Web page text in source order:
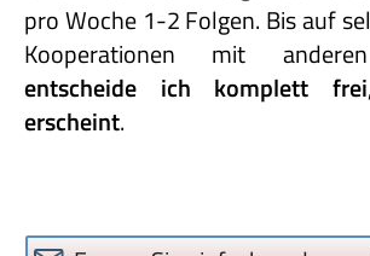
pro Woche 1-2 Folgen. Bis auf
Kooperationen mit
entscheide
ich komplett frei
erscheint.